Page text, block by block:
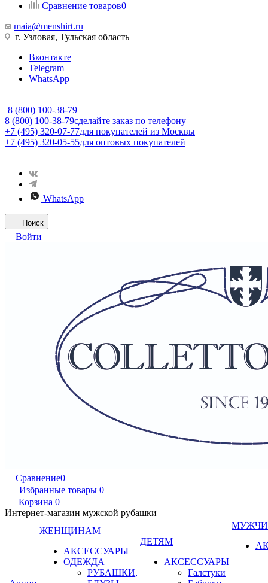
Сравнение товаров0
maia@menshirt.ru
г. Узловая, Тульская область
Вконтакте
Telegram
WhatsApp
8 (800) 100-38-79
8 (800) 100-38-79сделайте заказ по телефону
+7 (495) 320-07-77для покупателей из Москвы
+7 (495) 320-05-55для оптовых покупателей
WhatsApp
Поиск
Войти
Сравнение0
Избранные товары 0
Корзина 0
Интернет-магазин мужской рубашки
ЖЕНЩИНАМ
АКСЕССУАРЫ
ОДЕЖДА
РУБАШКИ,
ДЕТЯМ
АКСЕССУАРЫ
Галстуки